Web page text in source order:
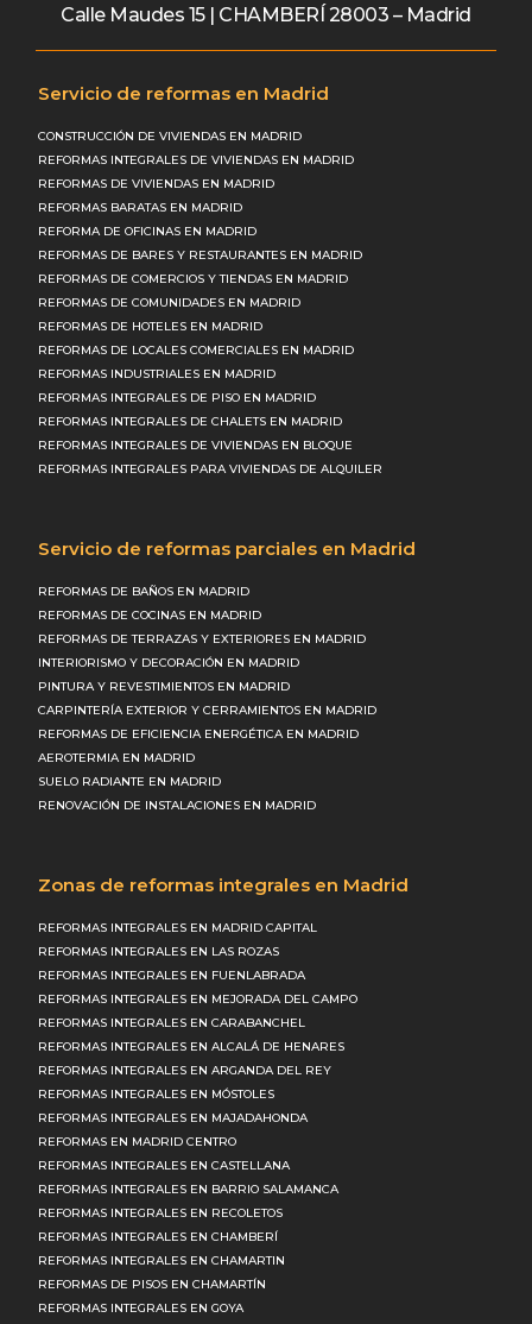
Calle Maudes 15 | CHAMBERÍ 28003 – Madrid
Servicio de reformas en Madrid
CONSTRUCCIÓN DE VIVIENDAS EN MADRID
REFORMAS INTEGRALES DE VIVIENDAS EN MADRID
REFORMAS DE VIVIENDAS EN MADRID
REFORMAS BARATAS EN MADRID
REFORMA DE OFICINAS EN MADRID
REFORMAS DE BARES Y RESTAURANTES EN MADRID
REFORMAS DE COMERCIOS Y TIENDAS EN MADRID
REFORMAS DE COMUNIDADES EN MADRID
REFORMAS DE HOTELES EN MADRID
REFORMAS DE LOCALES COMERCIALES EN MADRID
REFORMAS INDUSTRIALES EN MADRID
REFORMAS INTEGRALES DE PISO EN MADRID
REFORMAS INTEGRALES DE CHALETS EN MADRID
REFORMAS INTEGRALES DE VIVIENDAS EN BLOQUE
REFORMAS INTEGRALES PARA VIVIENDAS DE ALQUILER
Servicio de reformas parciales en Madrid
REFORMAS DE BAÑOS EN MADRID
REFORMAS DE COCINAS EN MADRID
REFORMAS DE TERRAZAS Y EXTERIORES EN MADRID
INTERIORISMO Y DECORACIÓN EN MADRID
PINTURA Y REVESTIMIENTOS EN MADRID
CARPINTERÍA EXTERIOR Y CERRAMIENTOS EN MADRID
REFORMAS DE EFICIENCIA ENERGÉTICA EN MADRID
AEROTERMIA EN MADRID
SUELO RADIANTE EN MADRID
RENOVACIÓN DE INSTALACIONES EN MADRID
Zonas de reformas integrales en Madrid
REFORMAS INTEGRALES EN MADRID CAPITAL
REFORMAS INTEGRALES EN LAS ROZAS
REFORMAS INTEGRALES EN FUENLABRADA
REFORMAS INTEGRALES EN MEJORADA DEL CAMPO
REFORMAS INTEGRALES EN CARABANCHEL
REFORMAS INTEGRALES EN ALCALÁ DE HENARES
REFORMAS INTEGRALES EN ARGANDA DEL REY
REFORMAS INTEGRALES EN MÓSTOLES
REFORMAS INTEGRALES EN MAJADAHONDA
REFORMAS EN MADRID CENTRO
REFORMAS INTEGRALES EN CASTELLANA
REFORMAS INTEGRALES EN BARRIO SALAMANCA
REFORMAS INTEGRALES EN RECOLETOS
REFORMAS INTEGRALES EN CHAMBERÍ
REFORMAS INTEGRALES EN CHAMARTIN
REFORMAS DE PISOS EN CHAMARTÍN
REFORMAS INTEGRALES EN GOYA